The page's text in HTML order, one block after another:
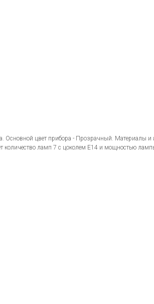
Основной цвет прибора - Прозрачный. Материалы и
количество ламп 7 с цоколем E14 и мощностью